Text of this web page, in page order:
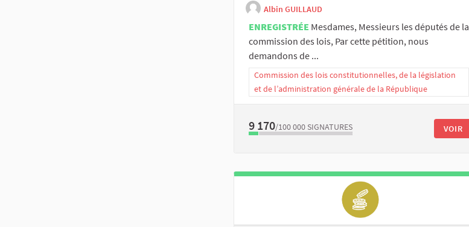
Albin GUILLAUD
ENREGISTRÉE Mesdames, Messieurs les députés de la
commission des lois, Par cette pétition, nous
demandons de ...
Commission des lois constitutionnelles, de la législation
et de l’administration générale de la République
9 170/100 000 SIGNATURES VOIR